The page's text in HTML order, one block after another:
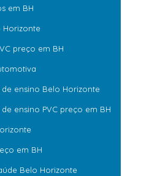
em BH
Horizonte
preço em BH
ensino Belo Horizonte
ensino PVC preço em BH
em BH
Belo Horizonte